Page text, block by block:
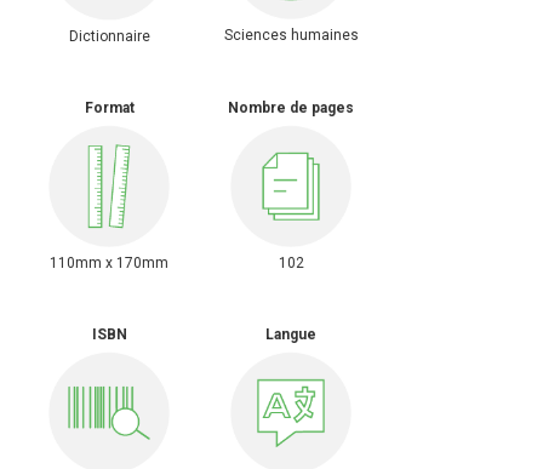
Dictionnaire Sciences humaines
Format
110mm x 170mm
Nombre de pages
102
ISBN Langue